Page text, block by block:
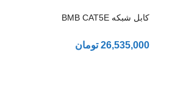
کابل شبکه BMB CAT5E
26,535,000 تومان